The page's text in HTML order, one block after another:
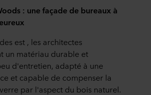
: une façade de bureaux à
est , les architectes
un matériau durable et
d'entretien, adapté à une
et capable de compenser la
par l'aspect du bois naturel.